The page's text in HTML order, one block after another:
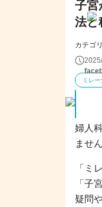
子宮
法と
カテゴ
ミレー
婦人
ませ
「ミ
「子
疑問
キ
ン
ル